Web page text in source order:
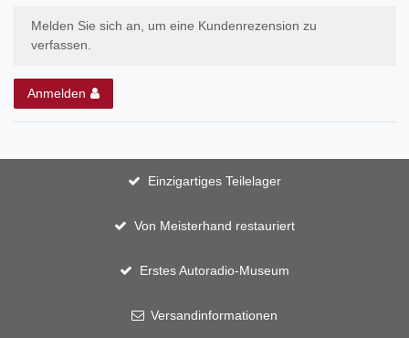
Melden Sie sich an, um eine Kundenrezension zu
verfassen.
Anmelden
Einzigartiges Teilelager
Von Meisterhand restauriert
Erstes Autoradio-Museum
Versandinformationen